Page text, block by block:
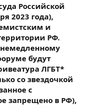
Российской
2023 года),
и
РФ.
будут
ЛГБТ*
со звездочкой
с
запрещено в РФ),